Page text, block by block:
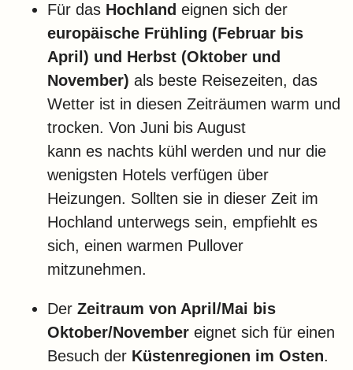
Für das Hochland eignen sich der
europäische Frühling (Februar bis
April) und Herbst (Oktober und
November) als beste Reisezeiten, das
Wetter ist in diesen Zeiträumen warm und
trocken. Von Juni bis August
kann es nachts kühl werden und nur die
wenigsten Hotels verfügen über
Heizungen. Sollten sie in dieser Zeit im
Hochland unterwegs sein, empfiehlt es
sich, einen warmen Pullover
mitzunehmen.
Der Zeitraum von April/Mai bis
Oktober/November eignet sich für einen
Besuch der Küstenregionen im Osten.